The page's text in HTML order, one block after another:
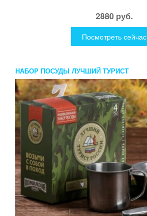
2880 руб.
Посмотреть сейчас
НАБОР ПОСУДЫ ЛУЧШИЙ ТУРИСТ